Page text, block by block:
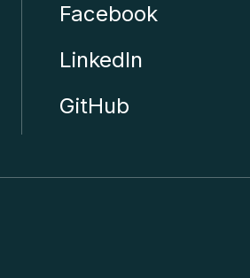
Facebook
LinkedIn
GitHub